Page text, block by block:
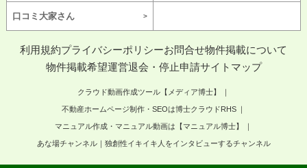
口コミ大家さん
利用規約プライバシーポリシーお問合せ物件掲載について
物件掲載希望運営退会・停止申請サイトマップ
クラウド動画作成ツール【メディア博士】
不動産ホームページ制作・SEOは博士クラウドRHS
マニュアル作成・マニュアル動画は【マニュアル博士】
あな場チャンネル｜独創性イキイキ人をインタビューするチャンネル